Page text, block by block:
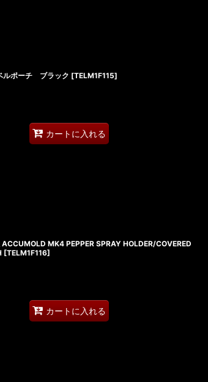
ポーチ ブラック [TELM1F115]
カートに入れる
MK4 PEPPER SPRAY HOLDER/COVERED
[TELM1F116]
カートに入れる